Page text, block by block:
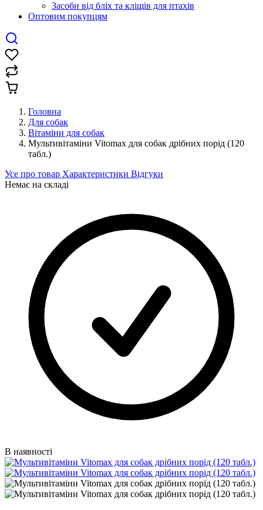
Засоби від бліх та кліщів для птахів
Оптовим покупцям
Головна
Для собак
Вітаміни для собак
Мультивітаміни Vitomax для собак дрібних порід (120
табл.)
Усе про товар Характеристики Відгуки
Немає на складі
В наявності